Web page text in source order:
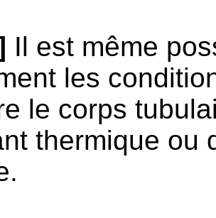
Il est même
les
le corps
thermique ou